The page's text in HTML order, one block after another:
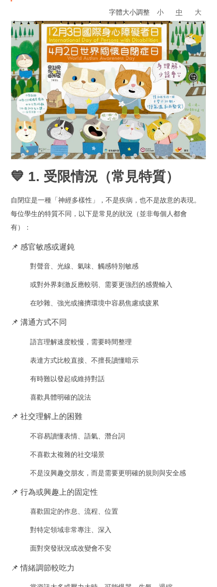
字體大小調整 小 中 大
💙 1. 受限情況（常見特質）
自閉症是一種「神經多樣性」，不是疾病，也不是故意的表現。
每位學生的特質不同，以下是常見的狀況（並非每個人都會
有）：
📌 感官敏感或遲鈍
對聲音、光線、氣味、觸感特別敏感
或對外界刺激反應較弱、需要更強烈的感覺輸入
在吵雜、強光或擁擠環境中容易焦慮或疲累
📌 溝通方式不同
語言理解速度較慢，需要時間整理
表達方式比較直接、不擅長讀懂暗示
有時難以發起或維持對話
喜歡具體明確的說法
📌 社交理解上的困難
不容易讀懂表情、語氣、潛台詞
不喜歡太複雜的社交場景
不是沒興趣交朋友，而是需要更明確的規則與安全感
📌 行為或興趣上的固定性
喜歡固定的作息、流程、位置
對特定領域非常專注、深入
面對突發狀況或改變會不安
📌 情緒調節較吃力